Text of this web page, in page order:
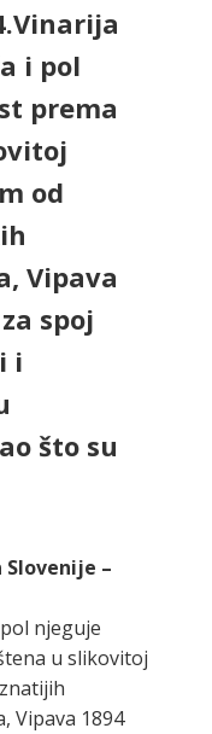
i pol
prema
od
Vipava
spoj
i
što su
–
njeguje
u slikovitoj
Vipava 1894